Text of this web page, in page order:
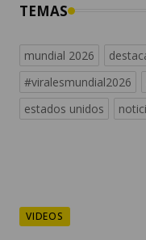
TEMAS
mundial 2026
#viralesmundial2026
estados unidos
VIDEOS